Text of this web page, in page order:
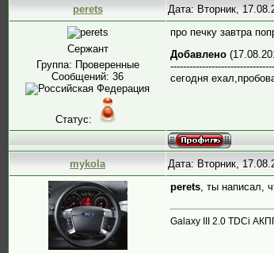
perets Дата: Вторник,
Сержант
Группа: Проверенные
Сообщений: 36
Статус:
про печку завтра
Добавлено
сегодня
mykola Дата: Вторник,
perets, ты написал,
Galaxy III 2.0 TDCi